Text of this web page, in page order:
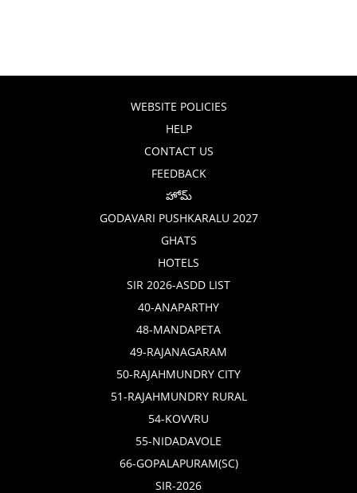
WEBSITE POLICIES
HELP
CONTACT US
FEEDBACK
హోమ్
GODAVARI PUSHKARALU 2027
GHATS
HOTELS
SIR 2026-ASDD LIST
40-ANAPARTHY
48-MANDAPETA
49-RAJANAGARAM
50-RAJAHMUNDRY CITY
51-RAJAHMUNDRY RURAL
54-KOVVRU
55-NIDADAVOLE
66-GOPALAPURAM(SC)
SIR-2026